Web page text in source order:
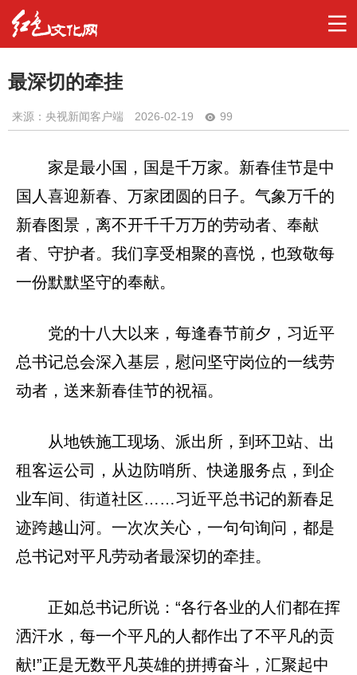
最深切的牵挂
来源：央视新闻客户端 2026-02-19 99
家是最小国，国是千万家。新春佳节是中
国人喜迎新春、万家团圆的日子。气象万千的
新春图景，离不开千千万万的劳动者、奉献
者、守护者。我们享受相聚的喜悦，也致敬每
一份默默坚守的奉献。
党的十八大以来，每逢春节前夕，习近平
总书记总会深入基层，慰问坚守岗位的一线劳
动者，送来新春佳节的祝福。
从地铁施工现场、派出所，到环卫站、出
租客运公司，从边防哨所、快递服务点，到企
业车间、街道社区……习近平总书记的新春足
迹跨越山河。一次次关心，一句句询问，都是
总书记对平凡劳动者最深切的牵挂。
正如总书记所说：“各行各业的人们都在挥
洒汗水，每一个平凡的人都作出了不平凡的贡
献!”正是无数平凡英雄的拼搏奋斗，汇聚起中